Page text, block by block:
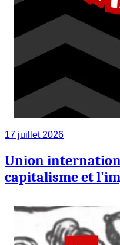
17 juillet 2026
Union
capitalisme et